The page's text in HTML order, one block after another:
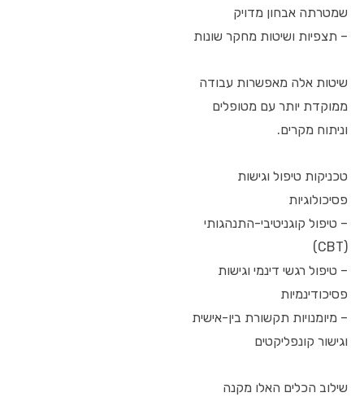
שמטרתה אבחון מדויק
– תצפיות ושיטות מחקר שונות
שיטות אלה מאפשרות עבודה
ממוקדת יותר עם מטופלים
וניתוח מקרים.
טכניקות טיפול וגישות
פסיכולוגיות
– טיפול קוגניטיבי-התנהגותי
(CBT)
– טיפול רגשי דינמי וגישות
פסיכודינמיות
– מיומנויות תקשורת בין-אישית
וגישור קונפליקטים
שילוב הכלים האלו מקנה